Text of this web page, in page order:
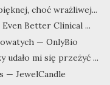
choć wrażliwej...
Even Better Clinical ...
— OnlyBio
mi się przeżyć ...
— JewelCandle